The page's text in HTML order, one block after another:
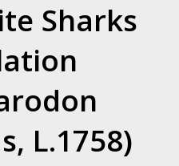
Sharks
L.1758)